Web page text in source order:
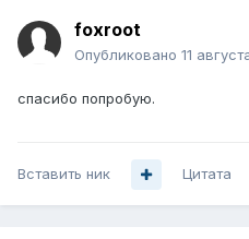
foxroot
Опубликовано 11
спасибо попробую.
Вставить ник Цитата